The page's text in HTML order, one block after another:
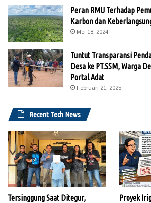
Peran RMU Terhadap
Karbon dan
Mei 18, 2024
Tuntut Transparansi
Desa ke PT.SSM, Warga
Portal Adat
Februari 21, 2025
Recent Tech News
Tersinggung Saat Ditegur,
Proyek